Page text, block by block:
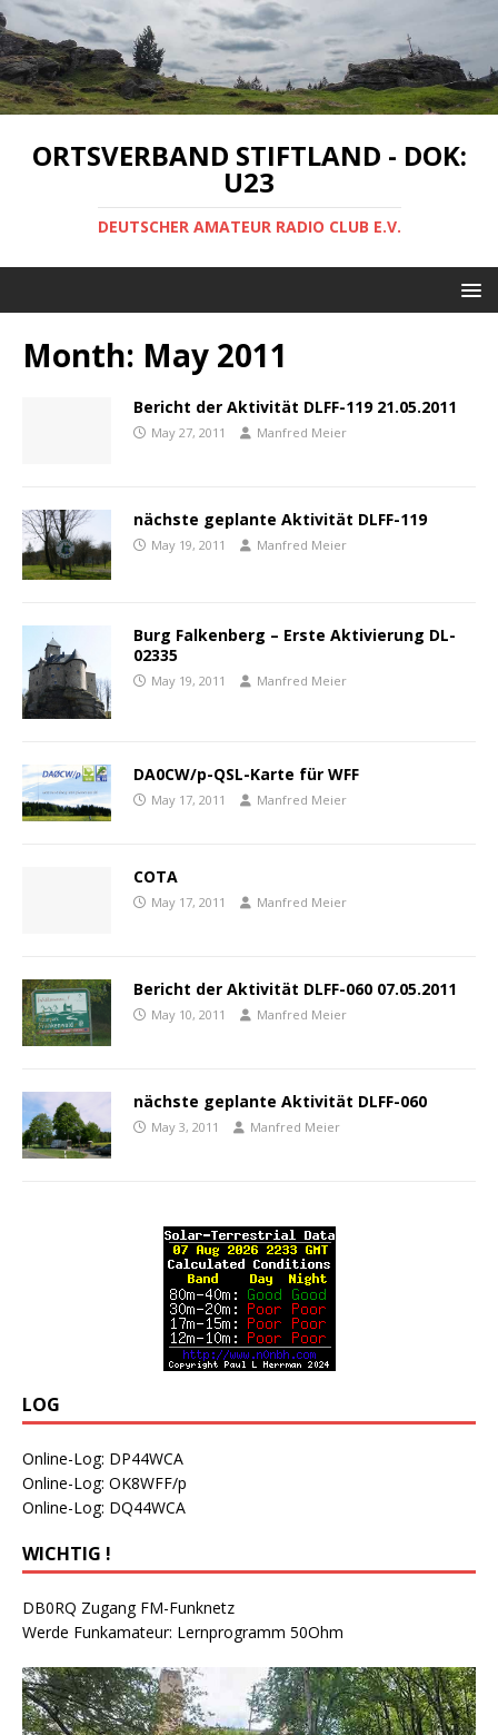
ORTSVERBAND STIFTLAND - DOK:
U23
DEUTSCHER AMATEUR RADIO CLUB E.V.
Month: May 2011
Bericht der Aktivität DLFF-119 21.05.2011
May 27, 2011 Manfred Meier
nächste geplante Aktivität DLFF-119
May 19, 2011 Manfred Meier
Burg Falkenberg – Erste Aktivierung DL-
02335
May 19, 2011 Manfred Meier
DA0CW/p-QSL-Karte für WFF
May 17, 2011 Manfred Meier
COTA
May 17, 2011 Manfred Meier
Bericht der Aktivität DLFF-060 07.05.2011
May 10, 2011 Manfred Meier
nächste geplante Aktivität DLFF-060
May 3, 2011 Manfred Meier
LOG
Online-Log: DP44WCA
Online-Log: OK8WFF/p
Online-Log: DQ44WCA
WICHTIG !
DB0RQ Zugang FM-Funknetz
Werde Funkamateur: Lernprogramm 50Ohm